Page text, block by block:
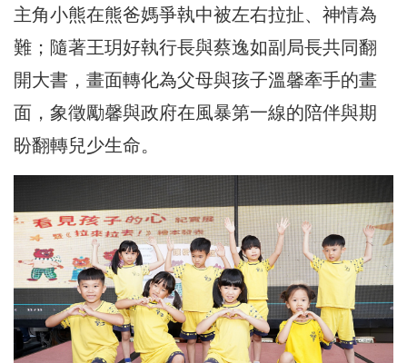
主角小熊在熊爸媽爭執中被左右拉扯、神情為
難；隨著王玥好執行長與蔡逸如副局長共同翻
開大書，畫面轉化為父母與孩子溫馨牽手的畫
面，象徵勵馨與政府在風暴第一線的陪伴與期
盼翻轉兒少生命。